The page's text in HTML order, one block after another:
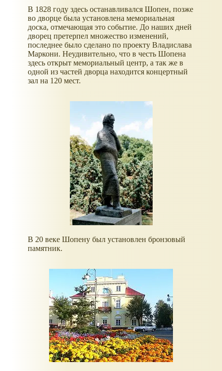
В 1828 году здесь останавливался Шопен, позже
во дворце была установлена мемориальная
доска, отмечающая это событие. До наших дней
дворец претерпел множество изменений,
последнее было сделано по проекту Владислава
Маркони. Неудивительно, что в честь Шопена
здесь открыт мемориальный центр, а так же в
одной из частей дворца находится концертный
зал на 120 мест.
В 20 веке Шопену был установлен бронзовый
памятник.